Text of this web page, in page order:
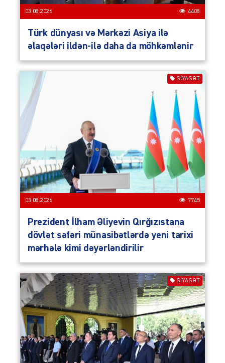
03.08.2026 4408
Türk dünyası və Mərkəzi Asiya ilə
əlaqələri ildən-ilə daha da möhkəmlənir
SIYASƏT
03.08.2026 7745
Prezident İlham Əliyevin Qırğızıstana
dövlət səfəri münasibətlərdə yeni tarixi
mərhələ kimi dəyərləndirilir
SIYASƏT